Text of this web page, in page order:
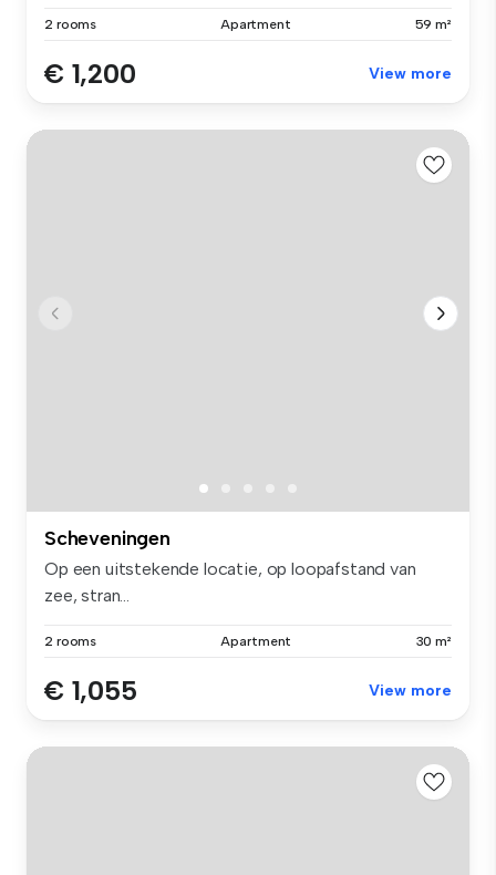
2 rooms Apartment 59 m²
€ 1,200 View more
Scheveningen
Op een uitstekende locatie, op loopafstand van
zee, stran...
2 rooms Apartment 30 m²
€ 1,055 View more